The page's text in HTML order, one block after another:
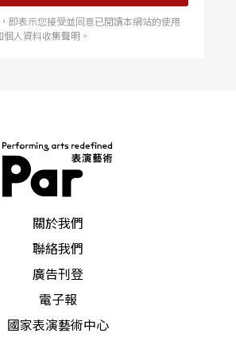
即表示您接受並同意已閱讀本網站的使用
人資料收集聲明。
關於我們
聯絡我們
廣告刊登
電子報
國家表演藝術中心